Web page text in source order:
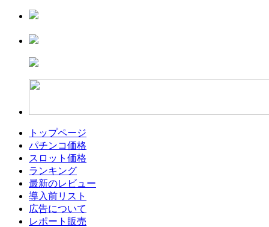
トップページ
パチンコ価格
スロット価格
ランキング
最新のレビュー
導入前リスト
広告について
レポート販売